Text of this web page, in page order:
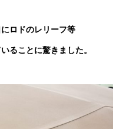
ロドのレリーフ等
ることに驚きました。